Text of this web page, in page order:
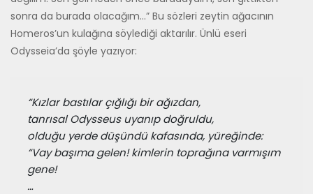
sonra da burada olacağım…” Bu sözleri zeytin ağacının
Homeros’un kulağına söylediği aktarılır. Ünlü eseri
Odysseia’da şöyle yazıyor:
“Kızlar bastılar çığlığı bir ağızdan,
tanrısal Odysseus uyanıp doğruldu,
olduğu yerde düşündü kafasında, yüreğinde:
“Vay başıma gelen! kimlerin toprağına varmışım
gene!
…